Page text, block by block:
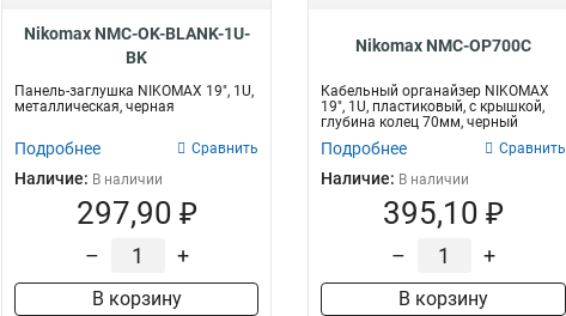
Nikomax NMC-OK-BLANK-1U-
BK
Панель-заглушка NIKOMAX 19", 1U,
металлическая, черная
Подробнее Сравнить
Наличие: В наличии
297,90 ₽
– +
В корзину
Nikomax NMC-OP700C
Кабельный органайзер NIKOMAX
19", 1U, пластиковый, с крышкой,
глубина колец 70мм, черный
Подробнее Сравнить
Наличие: В наличии
395,10 ₽
– +
В корзину